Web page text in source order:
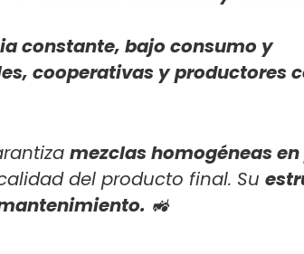
constante, bajo consumo y
cooperativas y productores
mezclas homogéneas
del producto final. Su
🚜